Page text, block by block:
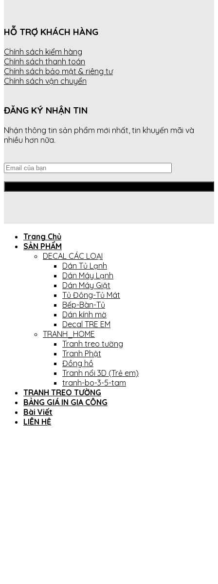
HỖ TRỢ KHÁCH HÀNG
Chính sách kiểm hàng
Chính sách thanh toán
Chính sách bảo mật & riêng tư
Chính sách vận chuyển
ĐĂNG KÝ NHẬN TIN
Nhận thông tin sản phẩm mới nhất, tin khuyến mãi và
nhiều hơn nữa.
Trang Chủ
SẢN PHẨM
DECAL CÁC LOẠI
Dán Tủ Lạnh
Dán Máy Lạnh
Dán Máy Giặt
Tủ Đông-Tủ Mát
Bếp-Bàn-Tủ
Dán kính mờ
Decal TRE EM
TRANH_HOME
Tranh treo tường
Tranh Phật
Đồng hồ
Tranh nổi 3D (Trẻ em)
tranh-bo-3-5-tam
TRANH TREO TƯỜNG
BẢNG GIÁ IN GIA CÔNG
Bài Viết
LIÊN HỆ